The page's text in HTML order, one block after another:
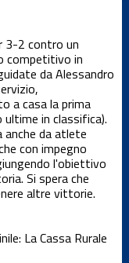
3-2 contro un
competitivo in
da Alessandro
a casa la prima
in classifica).
anche da atlete
con impegno
l'obiettivo
Si spera che
altre vittorie.
La Cassa Rurale